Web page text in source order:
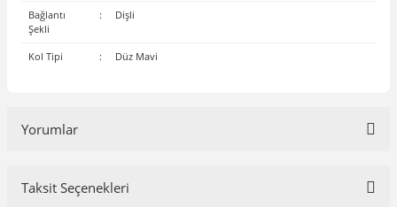
Bağlantı
Şekli
: Dişli
Kol Tipi : Düz Mavi
Yorumlar
Taksit Seçenekleri